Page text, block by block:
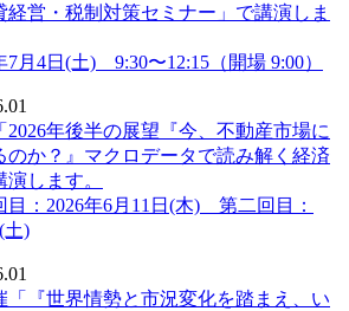
経営・税制対策セミナー」で講演しま
7月4日(土) 9:30〜12:15（開場 9:00）
2026年後半の展望『今、不動産市場に
のか？』マクロデータで読み解く経済
します。
目：2026年6月11日(木) 第二回目：
土)
「『世界情勢と市況変化を踏まえ、い